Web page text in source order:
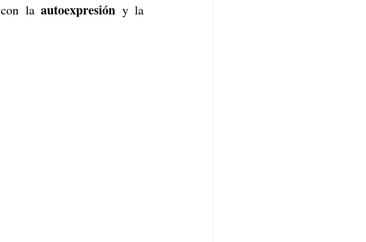
con la autoexpresión y la